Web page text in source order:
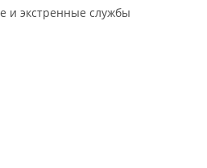
и экстренные службы